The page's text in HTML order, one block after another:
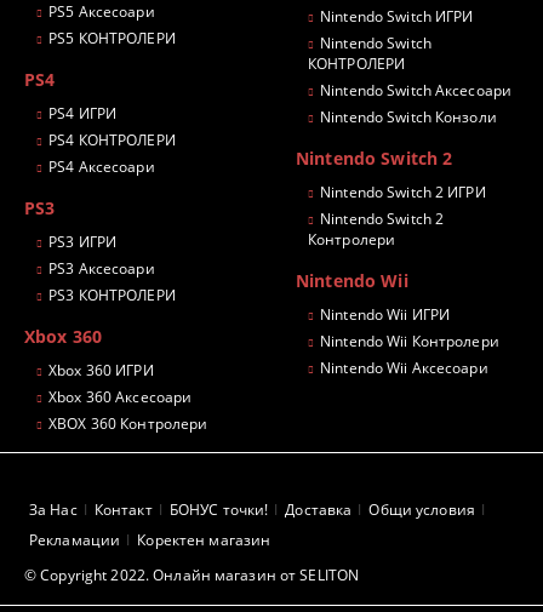
PS5 Аксесоари
PS5 КОНТРОЛЕРИ
PS4
PS4 ИГРИ
PS4 КОНТРОЛЕРИ
PS4 Аксесоари
PS3
PS3 ИГРИ
PS3 Аксесоари
PS3 КОНТРОЛЕРИ
Xbox 360
Xbox 360 ИГРИ
Xbox 360 Аксесоари
XBOX 360 Контролери
Nintendo Switch ИГРИ
Nintendo Switch
КОНТРОЛЕРИ
Nintendo Switch Аксесоари
Nintendo Switch Конзоли
Nintendo Switch 2
Nintendo Switch 2 ИГРИ
Nintendo Switch 2
Контролери
Nintendo Wii
Nintendo Wii ИГРИ
Nintendo Wii Контролери
Nintendo Wii Аксесоари
© Copyright 2022. Онлайн магазин от SELITON
За Нас Контакт БОНУС точки! Доставка
Общи условия
Рекламации
Коректен магазин